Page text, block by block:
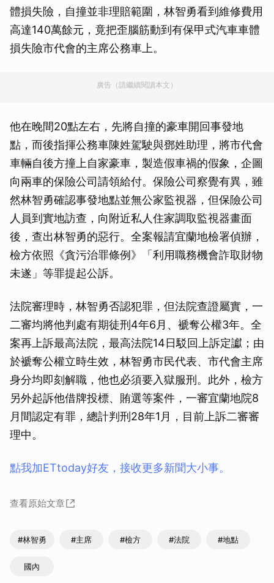
體損失險，自撞並非理賠範圍，林智勇看到維修費用
高達140萬餘元，竟把歪腦筋動到有保甲式汽車車體
損失險市代會的主席公務車上。
廣告（請繼續閱讀本文）
他在晚間20點左右，先將自撞的豪車開回事發地
點，而後指揮公務車陳姓駕駛與鄧姓助理，將市代會
車輛自後方撞上自家豪車，製造假車禍的假象，企圖
向兩車的保險公司請領給付。保險公司察覺有異，雖
然林智勇確認事發地點並無公家監視器，但保險公司
人員到實地訪查，向附近私人住家調取監視器畫面
後，查出林智勇的惡行。全案報請宜蘭地檢署偵辦，
檢方依照《貪污治罪條例》「利用職務機會詐取財物
未遂」等罪提起公訴。
法院審理時，林智勇否認犯罪，但法院查證屬實，一
二審均將他判處有期徒刑4年6月、褫奪公權3年。全
案再上訴最高法院，最高法院14日駁回上訴定讞；由
於褫奪公權立時生效，林智勇市民代表、市代會主席
身分均即刻解職，他也必須要入獄服刑。此外，檢方
另外起訴他借牌投標、賄選等案件，一審宜蘭地院8
月間認定有罪，總計判刑28年1月，目前上訴二審審
理中。
點我加ETtoday好友，接收更多新聞大小事。
查看原始文章
#林智勇 #主席 #檢方 #法院 #地點
國內